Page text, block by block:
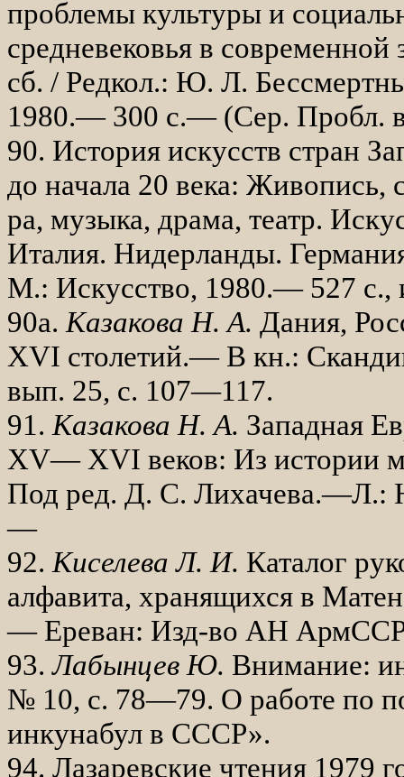
проблемы культуры и
средневе­ковья в
сб. / Редкол.: Ю. Л.
1980.— 300 с.— (Сер. Пробл.
90. История искусств стран
до начала 20 века: Живопись,
ра, музыка, драма, театр.
Италия. Нидерланды.
М.: Искусство, 1980.— 527 с.,
90а. Казакова Н. А. Дания,
XVI столетий.— В кн.:
вып. 25, с. 107—117.
91. Казакова Н. А. Западная
XV— XVI веков: Из истории
Под ред. Д. С. Лихачева.—Л.:
—
92. Киселева Л. И. Каталог
ал­фавита, хранящихся в
— Ереван: Изд-во АН
93.Лабынцев Ю. Внимание:
№ 10, с. 78—79. О работе по
инкунабул в СССР».
94. Лазаревские чтения 1979